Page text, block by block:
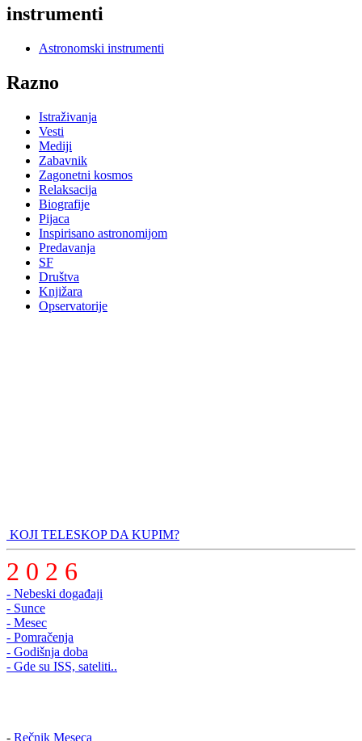
instrumenti
Astronomski instrumenti
Razno
Istraživanja
Vesti
Mediji
Zabavnik
Zagonetni kosmos
Relaksacija
Biografije
Pijaca
Inspirisano astronomijom
Predavanja
SF
Društva
Knjižara
Opservatorije
KOJI TELESKOP DA KUPIM?
2 0 2 6
- Nebeski događaji
- Sunce
- Mesec
- Pomračenja
- Godišnja doba
- Gde su ISS, sateliti..
- Rečnik Meseca